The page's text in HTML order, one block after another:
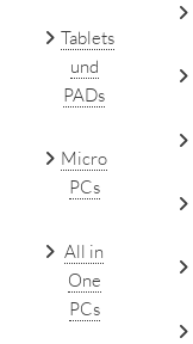
Tablets
und
PADs
Micro
PCs
All in
One
PCs